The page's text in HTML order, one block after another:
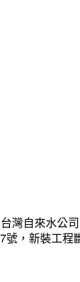
灣自來水公司
號，新裝工程